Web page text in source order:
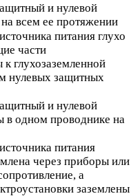
и нулевой
всем ее протяжении
питания глухо
части
глухозаземленной
нулевых защитных
и нулевой
в одном проводнике на
питания
через приборы или
а
заземлены